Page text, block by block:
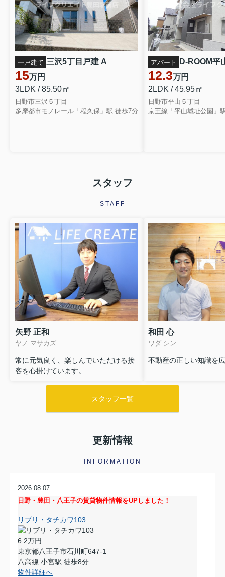
一戸建て 三沢5丁目戸建 A
15万円
3LDK / 85.50㎡
日野市三沢５丁目
多摩都市モノレール「程久保」駅 徒歩7分
アパート D-ROOM平
12.3万円
2LDK / 45.95㎡
日野市平山５丁目
京王線「平山城址公園」
スタッフ
STAFF
矢野 正和
ヤノ マサカズ
常に元気良く、楽しんでいただける接
客を心掛けています。
和田 心
ワダ シン
不動産の正しい知識を
スタッフ一覧
更新情報
INFORMATION
2026.08.07
日野・豊田・八王子の賃貸物件情報をUPしました！
リブリ・タチカワ103
6.2万円
東京都八王子市石川町647-1
八高線 小宮駅 徒歩8分
物件詳細へ